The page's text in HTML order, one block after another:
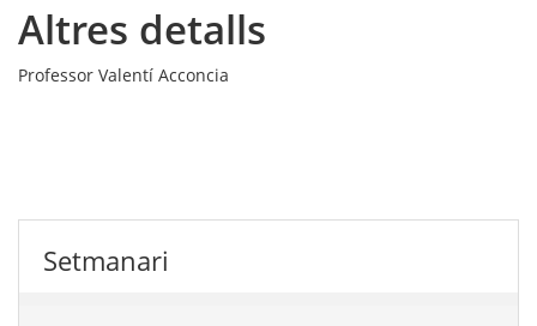
Altres detalls
Professor Valentí Acconcia
Setmanari